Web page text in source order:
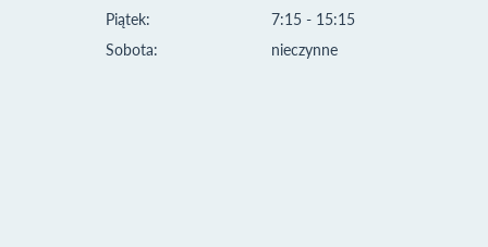
Piątek:
Sobota:
7:15 - 15:15
nieczynne